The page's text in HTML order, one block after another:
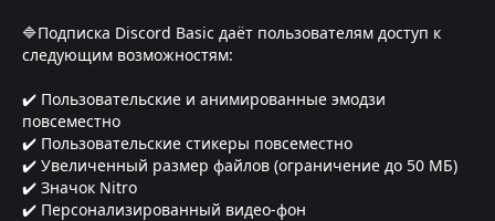
🔷Подписка Discord Basic даёт пользователям доступ к
следующим возможностям:
✔️ Пользовательские и анимированные эмодзи
повсеместно
✔️ Пользовательские стикеры повсеместно
✔️ Увеличенный размер файлов (ограничение до 50 МБ)
✔️ Значок Nitro
✔️ Персонализированный видео-фон